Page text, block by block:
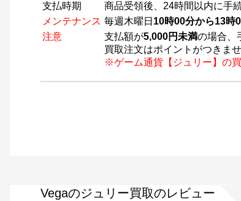
支払時期
商品受領後、24時間以内に手
メンテナンス 毎週木曜日 10時00分から13時
注意
支払額が5,000円未満の場合、
買取注文はポイントがつきませ
※ゲーム通貨【ジュリー】の
Vegaのジュリー買取のレビュー